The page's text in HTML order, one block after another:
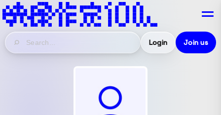
Login Join us